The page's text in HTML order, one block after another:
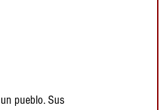
pueblo. Sus